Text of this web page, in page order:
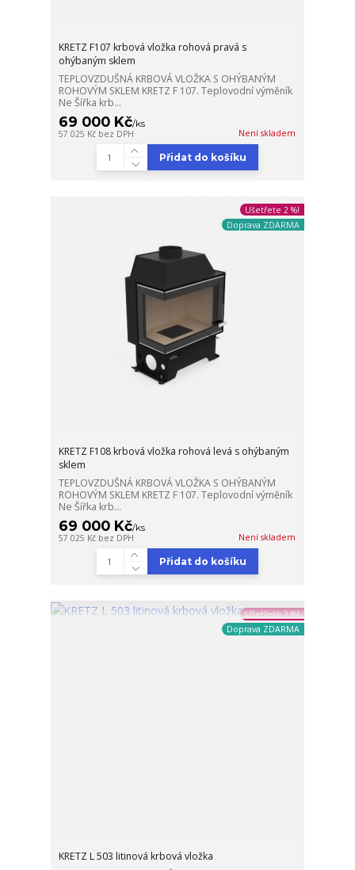
KRETZ F107 krbová vložka rohová pravá s
ohýbaným sklem
TEPLOVZDUŠNÁ KRBOVÁ VLOŽKA S OHÝBANÝM
ROHOVÝM SKLEM KRETZ F 107. Teplovodní výměník
Ne Šířka krb...
69 000 Kč/ks
57 025 Kč bez DPH Není skladem
Přidat do košíku
Ušetřete 2 %!
Doprava ZDARMA
KRETZ F108 krbová vložka rohová levá s ohýbaným
sklem
TEPLOVZDUŠNÁ KRBOVÁ VLOŽKA S OHÝBANÝM
ROHOVÝM SKLEM KRETZ F 107. Teplovodní výměník
Ne Šířka krb...
69 000 Kč/ks
57 025 Kč bez DPH Není skladem
Přidat do košíku
Ušetřete 2 %!
Doprava ZDARMA
KRETZ L 503 litinová krbová vložka